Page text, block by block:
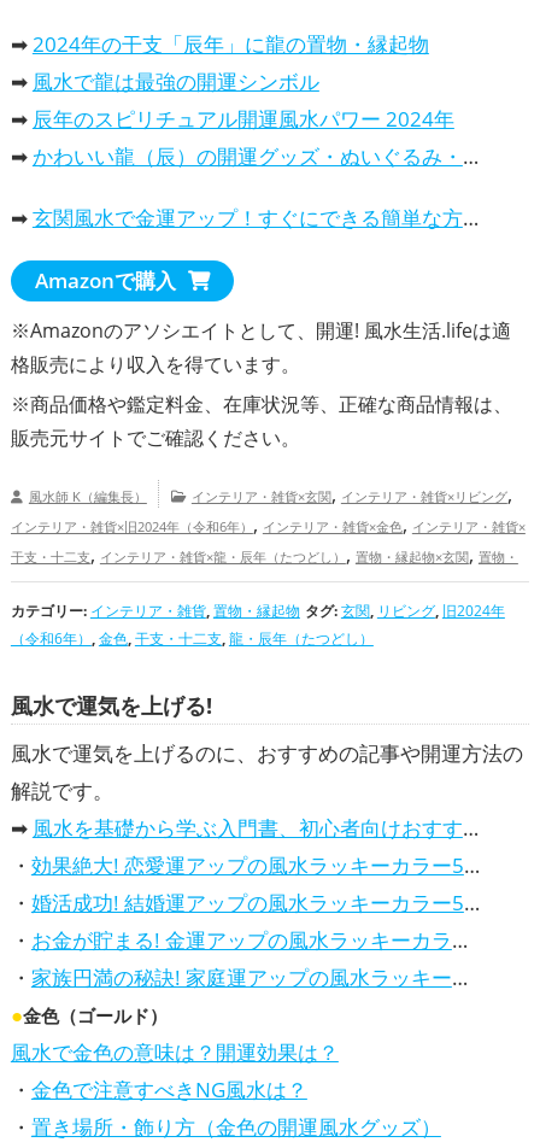
➡2024年の干支「辰年」に龍の置物・縁起物
➡ 風水で龍は最強の開運シンボル
➡ 辰年のスピリチュアル開運風水パワー 2024年
➡ かわいい龍（辰）の開運グッズ・ぬいぐるみ・風水置物
➡玄関風水で金運アップ！すぐにできる簡単な方法
Amazonで購入
※Amazonのアソシエイトとして、開運! 風水生活.lifeは適
格販売により収入を得ています。
※商品価格や鑑定料金、在庫状況等、正確な商品情報は、
販売元サイトでご確認ください。
風水師 K（編集長） インテリア・雑貨×玄関, インテリア・雑貨×リビング,
インテリア・雑貨×旧2024年（令和6年） , インテリア・雑貨×金色, インテリア・雑貨×
干支・十二支, インテリア・雑貨×龍・辰年（たつどし） , 置物・縁起物×玄関, 置物・
縁起物×リビング,置物・縁起物×旧2024年（令和6年）,置物・縁起物×金色,置物・縁
起物×干支・十二支,置物・縁起物×龍・辰年（たつどし） 玄関の開運グッズ,
ビングの開運グッズ,旧2024年（令和6年）の開運グッズ,金色の開運グッズ
ップ,金運アップ,家庭運・家族運アップ
カテゴリー: インテリア・雑貨,置物・縁起物 タグ:玄関, リビング, 旧2024年
（令和6年） ,金色,干支・十二支,龍・辰年（たつどし）
風水で運気を上げる!
風水で運気を上げるのに、おすすめの記事や開運方法の
解説です。
➡ 風水を基礎から学ぶ入門書、初心者向けおすすめ本
・ 効果絶大! 恋愛運アップの風水ラッキーカラー5選、解説付き
・ 婚活成功! 結婚運アップの風水ラッキーカラー5選、効果解説
・ お金が貯まる! 金運アップの風水ラッキーカラー5選、効果解説
・ 家族円満の秘訣! 家庭運アップの風水ラッキーカラー5選、効果解説
●金色（ゴールド）
風水で金色の意味は？開運効果は？
・ 金色で注意すべきNG風水は？
・ 置き場所・飾り方（金色の開運風水グッズ）